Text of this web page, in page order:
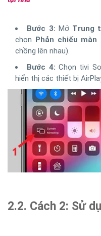
Bước 3: Mở Trung
chọn Phản chiếu màn
chồng lên nhau).
Bước 4: Chọn tivi
hiển thị các thiết bị
2.2. Cách 2: Sử